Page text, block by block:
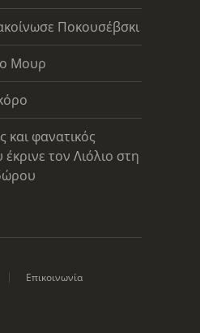
Ποκουσέβσκι
Μουρ
και φανατικός
τον Λιόλιο στη
Επικοινωνία